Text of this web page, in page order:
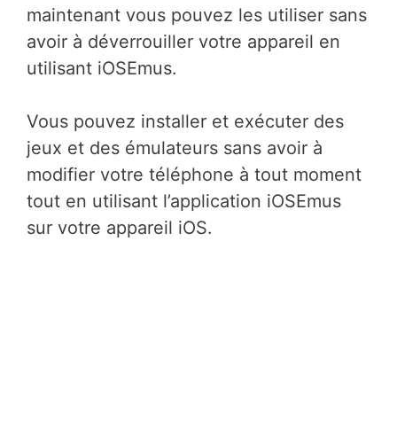
maintenant vous pouvez les utiliser sans
avoir à déverrouiller votre appareil en
utilisant iOSEmus.
Vous pouvez installer et exécuter des
jeux et des émulateurs sans avoir à
modifier votre téléphone à tout moment
tout en utilisant l’application iOSEmus
sur votre appareil iOS.